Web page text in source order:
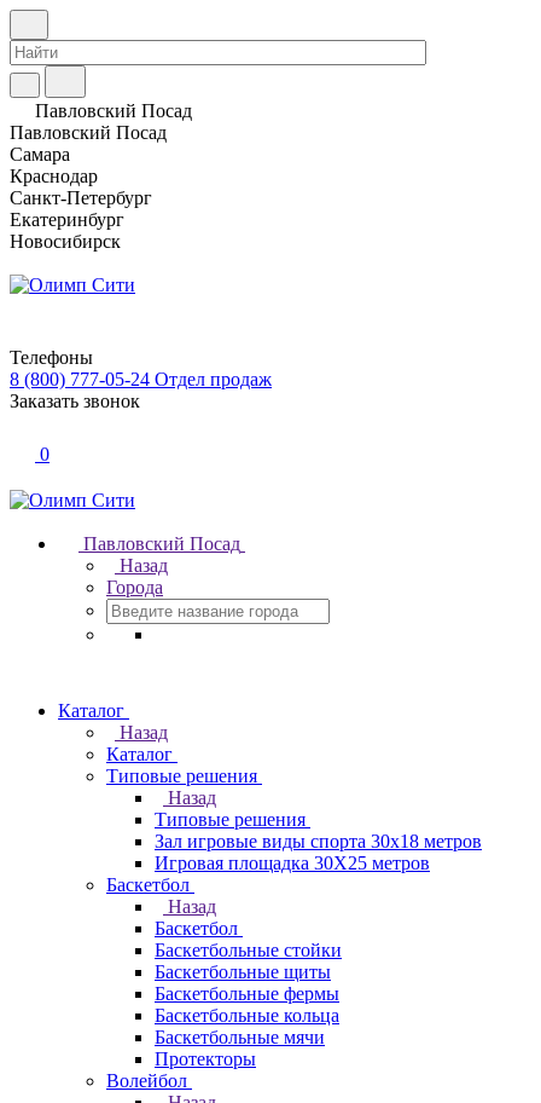
Павловский Посад
Павловский Посад
Самара
Краснодар
Санкт-Петербург
Екатеринбург
Новосибирск
Телефоны
8 (800) 777-05-24 Отдел продаж
Заказать звонок
0
Павловский Посад
Назад
Города
Каталог
Назад
Каталог
Типовые решения
Назад
Типовые решения
Зал игровые виды спорта 30x18 метров
Игровая площадка 30Х25 метров
Баскетбол
Назад
Баскетбол
Баскетбольные стойки
Баскетбольные щиты
Баскетбольные фермы
Баскетбольные кольца
Баскетбольные мячи
Протекторы
Волейбол